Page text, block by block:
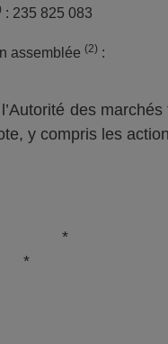
: 235 825 083
assemblée (2) :
des
y compris les
*
*